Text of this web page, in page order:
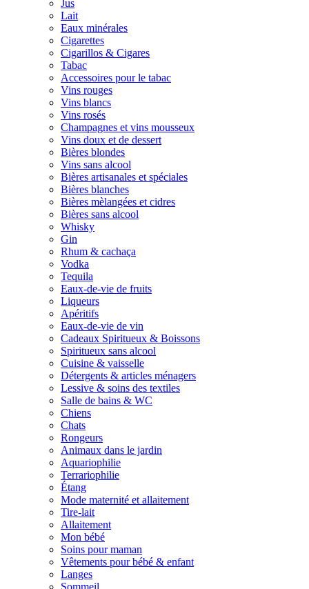
Jus
Lait
Eaux minérales
Cigarettes
Cigarillos & Cigares
Tabac
Accessoires pour le tabac
Vins rouges
Vins blancs
Vins rosés
Champagnes et vins mousseux
Vins doux et de dessert
Bières blondes
Vins sans alcool
Bières artisanales et spéciales
Bières blanches
Bières mèlangées et cidres
Bières sans alcool
Whisky
Gin
Rhum & cachaça
Vodka
Tequila
Eaux-de-vie de fruits
Liqueurs
Apéritifs
Eaux-de-vie de vin
Cadeaux Spiritueux & Boissons
Spiritueux sans alcool
Cuisine & vaisselle
Détergents & articles ménagers
Lessive & soins des textiles
Salle de bains & WC
Chiens
Chats
Rongeurs
Animaux dans le jardin
Aquariophilie
Terrariophilie
Étang
Mode maternité et allaitement
Tire-lait
Allaitement
Mon bébé
Soins pour maman
Vêtements pour bébé & enfant
Langes
Sommeil